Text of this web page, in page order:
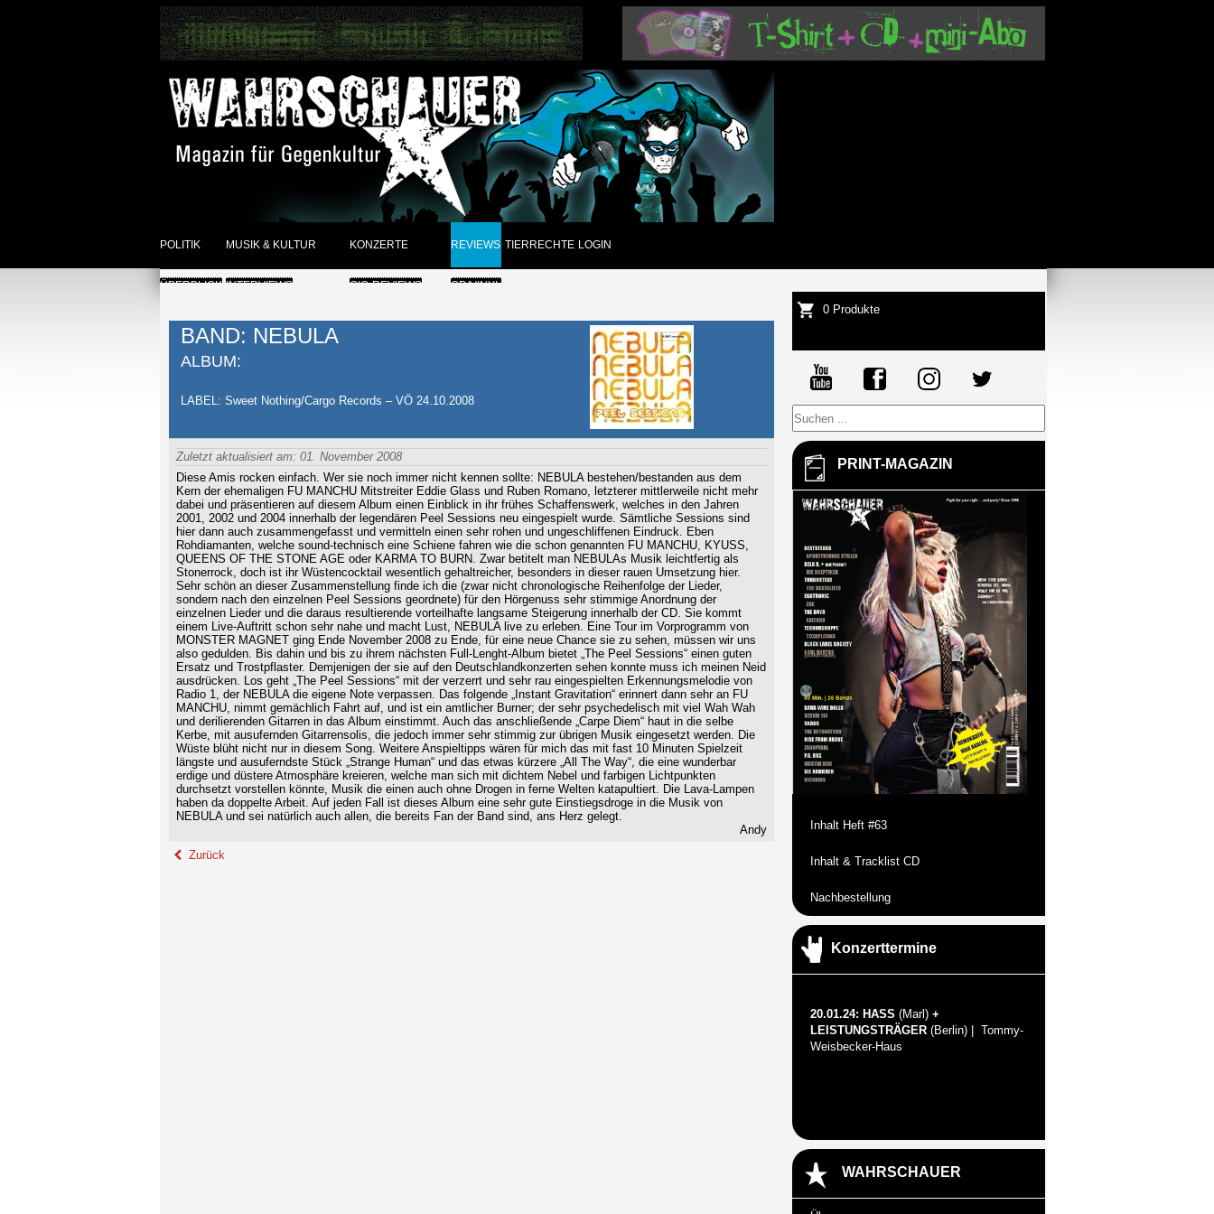
POLITIK
ÜBERBLICK
MUSIK & KULTUR
INTERVIEWS
REVIEWS DER WOCHE
SONSTIGES
ÜBERBLICK
KONZERTE
GIG-REVIEWS
ANKÜNDIGUNGEN
REVIEWS
CD/VINYL
DVD
ARCHIV
TIERRECHTE LOGIN
BAND: NEBULA
ALBUM:
LABEL: Sweet Nothing/Cargo Records – VÖ 24.10.2008
Zuletzt aktualisiert am: 01. November 2008
Diese Amis rocken einfach. Wer sie noch immer nicht kennen sollte: NEBULA bestehen/bestanden aus dem
Kern der ehemaligen FU MANCHU Mitstreiter Eddie Glass und Ruben Romano, letzterer mittlerweile nicht mehr
dabei und präsentieren auf diesem Album einen Einblick in ihr frühes Schaffenswerk, welches in den Jahren
2001, 2002 und 2004 innerhalb der legendären Peel Sessions neu eingespielt wurde. Sämtliche Sessions sind
hier dann auch zusammengefasst und vermitteln einen sehr rohen und ungeschliffenen Eindruck. Eben
Rohdiamanten, welche sound-technisch eine Schiene fahren wie die schon genannten FU MANCHU, KYUSS,
QUEENS OF THE STONE AGE oder KARMA TO BURN. Zwar betitelt man NEBULAs Musik leichtfertig als
Stonerrock, doch ist ihr Wüstencocktail wesentlich gehaltreicher, besonders in dieser rauen Umsetzung hier.
Sehr schön an dieser Zusammenstellung finde ich die (zwar nicht chronologische Reihenfolge der Lieder,
sondern nach den einzelnen Peel Sessions geordnete) für den Hörgenuss sehr stimmige Anordnung der
einzelnen Lieder und die daraus resultierende vorteilhafte langsame Steigerung innerhalb der CD. Sie kommt
einem Live-Auftritt schon sehr nahe und macht Lust, NEBULA live zu erleben. Eine Tour im Vorprogramm von
MONSTER MAGNET ging Ende November 2008 zu Ende, für eine neue Chance sie zu sehen, müssen wir uns
also gedulden. Bis dahin und bis zu ihrem nächsten Full-Lenght-Album bietet „The Peel Sessions“ einen guten
Ersatz und Trostpflaster. Demjenigen der sie auf den Deutschlandkonzerten sehen konnte muss ich meinen Neid
ausdrücken. Los geht „The Peel Sessions“ mit der verzerrt und sehr rau eingespielten Erkennungsmelodie von
Radio 1, der NEBULA die eigene Note verpassen. Das folgende „Instant Gravitation“ erinnert dann sehr an FU
MANCHU, nimmt gemächlich Fahrt auf, und ist ein amtlicher Burner; der sehr psychedelisch mit viel Wah Wah
und derilierenden Gitarren in das Album einstimmt. Auch das anschließende „Carpe Diem“ haut in die selbe
Kerbe, mit ausufernden Gitarrensolis, die jedoch immer sehr stimmig zur übrigen Musik eingesetzt werden. Die
Wüste blüht nicht nur in diesem Song. Weitere Anspieltipps wären für mich das mit fast 10 Minuten Spielzeit
längste und ausuferndste Stück „Strange Human“ und das etwas kürzere „All The Way“, die eine wunderbar
erdige und düstere Atmosphäre kreieren, welche man sich mit dichtem Nebel und farbigen Lichtpunkten
durchsetzt vorstellen könnte, Musik die einen auch ohne Drogen in ferne Welten katapultiert. Die Lava-Lampen
haben da doppelte Arbeit. Auf jeden Fall ist dieses Album eine sehr gute Einstiegsdroge in die Musik von
NEBULA und sei natürlich auch allen, die bereits Fan der Band sind, ans Herz gelegt.
Andy
Zurück
0 Produkte
PRINT-MAGAZIN
Inhalt Heft #63
Inhalt & Tracklist CD
Nachbestellung
Konzerttermine
20.01.24: HASS (Marl) +
LEISTUNGSTRÄGER (Berlin) | Tommy-
Weisbecker-Haus
WAHRSCHAUER